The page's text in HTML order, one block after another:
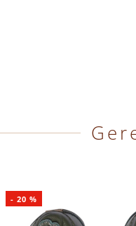
- 20 %